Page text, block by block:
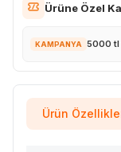
Ürüne Özel
KAMPANYA 5000 tl
Ürün